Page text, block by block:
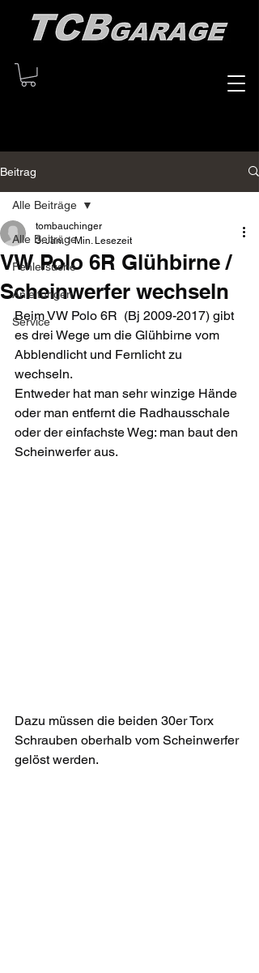
Beitrag
Alle Beiträge
Fehlersuche
Anleitungen
Service
Alle Beiträge
VW Polo 6R Glühbirne /
Scheinwerfer wechseln
tombauchinger
3. Jan. 1 Min. Lesezeit
Beim VW Polo 6R  (Bj 2009-2017) gibt
es drei Wege um die Glühbirne vom
Abblendlicht und Fernlicht zu
wechseln.
Entweder hat man sehr winzige Hände
oder man entfernt die Radhausschale
oder der einfachste Weg: man baut den
Scheinwerfer aus.
Dazu müssen die beiden 30er Torx
Schrauben oberhalb vom Scheinwerfer
gelöst werden.